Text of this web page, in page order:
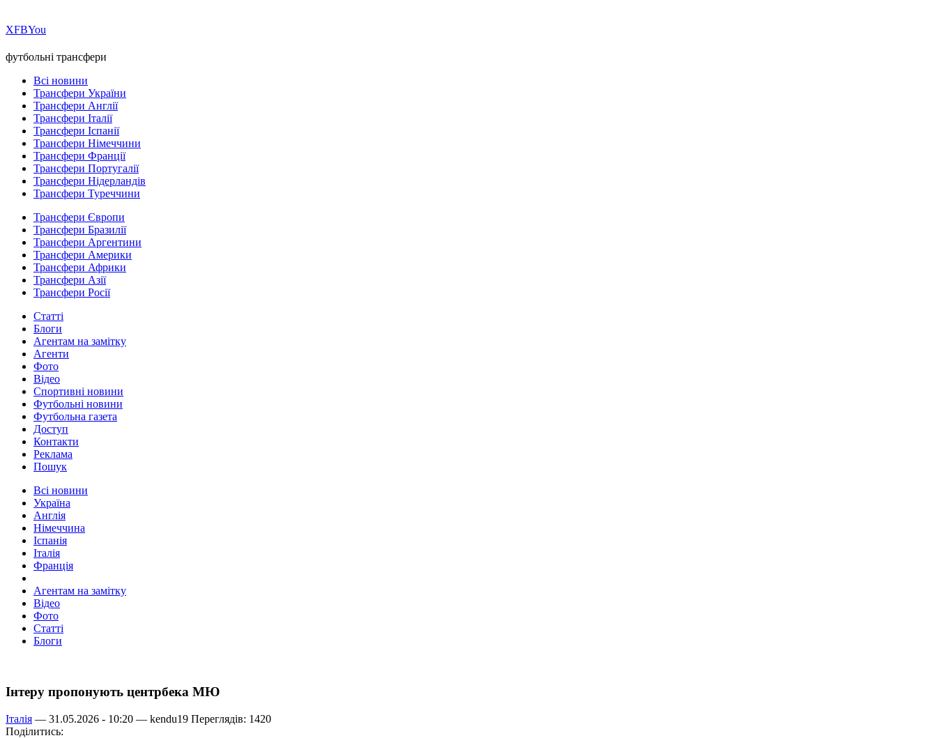
ХFBYou
футбольні трансфери
Всі новини
Трансфери України
Трансфери Англії
Трансфери Італії
Трансфери Іспанії
Трансфери Німеччини
Трансфери Франції
Трансфери Португалії
Трансфери Нідерландів
Трансфери Туреччини
Трансфери Європи
Трансфери Бразилії
Трансфери Аргентини
Трансфери Америки
Трансфери Африки
Трансфери Азії
Трансфери Росії
Статті
Блоги
Агентам на замітку
Агенти
Фото
Відео
Спортивні новини
Футбольні новини
Футбольна газета
Доступ
Контакти
Реклама
Пошук
Всі новини
Україна
Англія
Німеччина
Іспанія
Італія
Франція
Агентам на замітку
Відео
Фото
Статті
Блоги
Інтеру пропонують центрбека МЮ
Італія — 31.05.2026 - 10:20 — kendu19 Переглядів: 1420
Поділитись: